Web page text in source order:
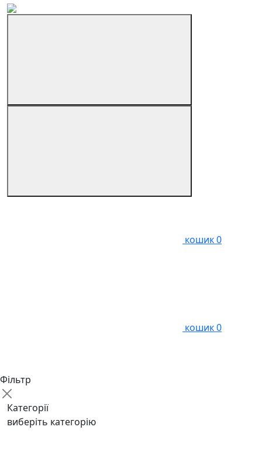
кошик0
кошик0
Фільтр
Категорії
виберіть категорію